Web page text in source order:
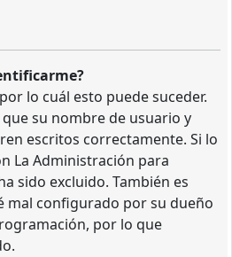
lo cuál esto puede suceder.
su nombre de usuario y
escritos correctamente. Si lo
La Administración para
sido excluido. También es
mal configurado por su dueño
por lo que